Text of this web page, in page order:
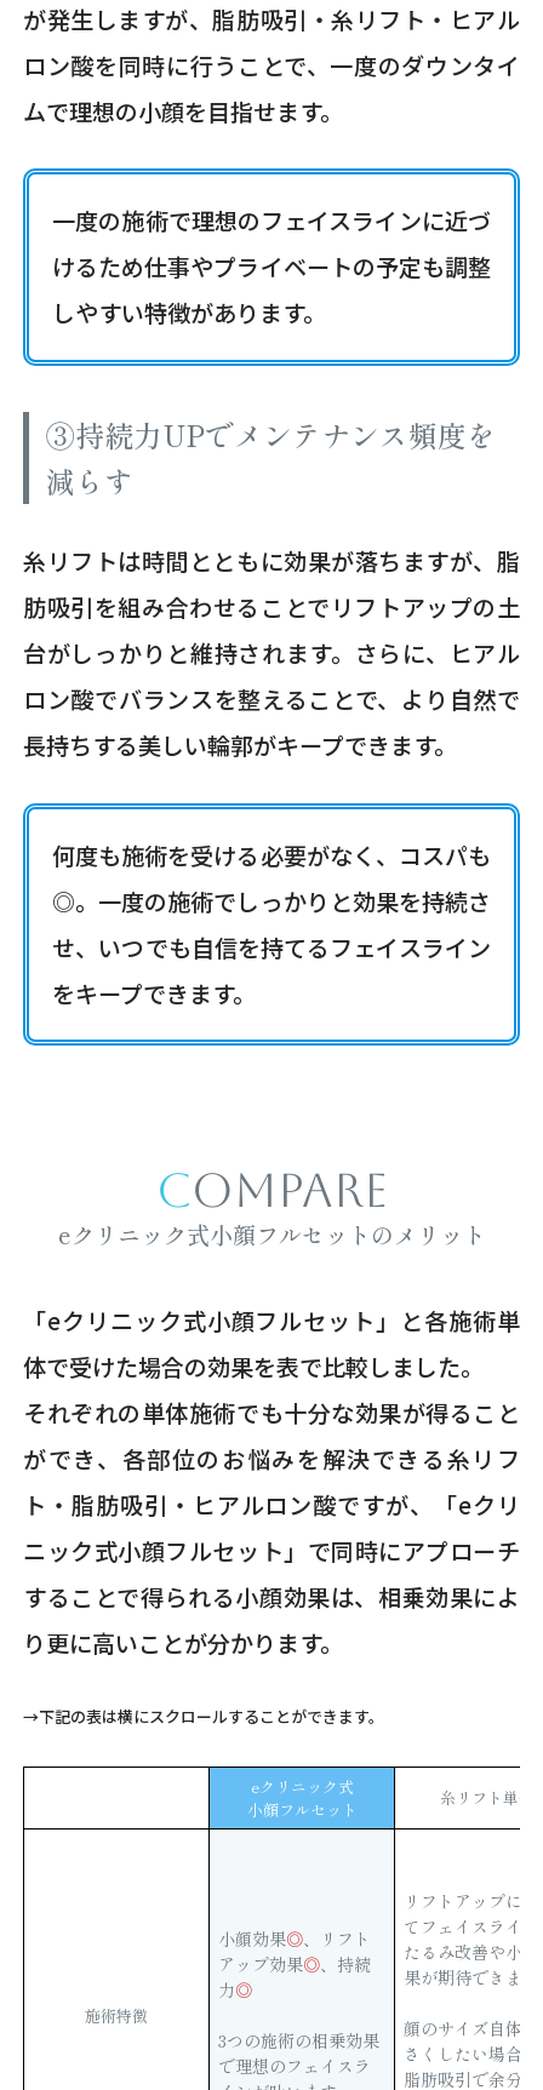
が発生しますが、脂肪吸引・糸リフト・ヒアル
ロン酸を同時に行うことで、一度のダウンタイ
ムで理想の小顔を目指せます。
一度の施術で理想のフェイスラインに近づ
けるため仕事やプライベートの予定も調整
しやすい特徴があります。
③持続力UPでメンテナンス頻度を
減らす
糸リフトは時間とともに効果が落ちますが、脂
肪吸引を組み合わせることでリフトアップの土
台がしっかりと維持されます。さらに、ヒアル
ロン酸でバランスを整えることで、より自然で
長持ちする美しい輪郭がキープできます。
何度も施術を受ける必要がなく、コスパも
◎。一度の施術でしっかりと効果を持続さ
せ、いつでも自信を持てるフェイスライン
をキープできます。
COMPARE
eクリニック式小顔フルセットのメリット
「eクリニック式小顔フルセット」と各施術単
体で受けた場合の効果を表で比較しました。
それぞれの単体施術でも十分な効果が得ること
ができ、各部位のお悩みを解決できる糸リフ
ト・脂肪吸引・ヒアルロン酸ですが、「eクリ
ニック式小顔フルセット」で同時にアプローチ
することで得られる小顔効果は、相乗効果によ
り更に高いことが分かります。
→下記の表は横にスクロールすることができます。
eクリニック式
小顔フルセット
糸リフト単体
施術特徴
小顔効果◎、リフト
アップ効果◎、持続
力◎
3つの施術の相乗効果
で理想のフェイスラ
リフトアップに
てフェイスライ
たるみ改善や小
果が期待できま
顔のサイズ自体
さくしたい場合
脂肪吸引で余分